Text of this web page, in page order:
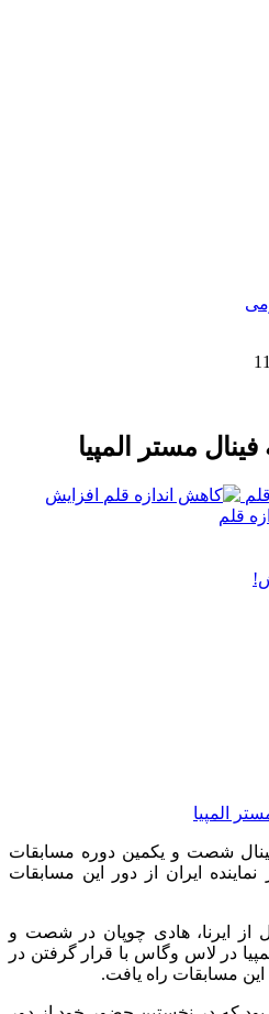
مستر المپیا
افزایش
شصت و یکمین دوره مسابقات
نماینده ایران از دور این مسابقات
از ایرنا، هادی چوپان در شصت و
در لاس وگاس با قرار گرفتن در
این مسابقات راه یافت.